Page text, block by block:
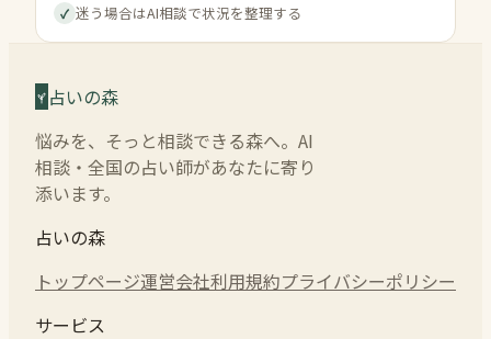
✓ 迷う場合はAI相談で状況を整理する
占いの森
悩みを、そっと相談できる森へ。AI
相談・全国の占い師があなたに寄り
添います。
占いの森
トップページ運営会社利用規約プライバシーポリシー
サービス